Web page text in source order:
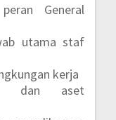
General
utama staf
kerja
dan aset